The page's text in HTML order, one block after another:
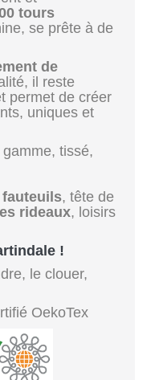
tours
se prête à de
de
il reste
permet de créer
uniques et
tissé,
fauteuils, tête de
rideaux, loisirs
!
le clouer,
OekoTex